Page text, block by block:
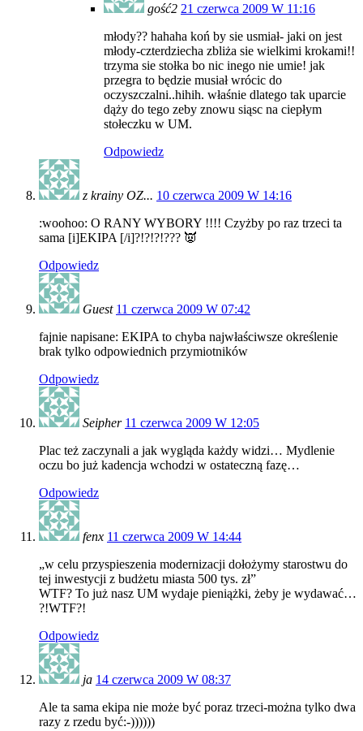
gość2 21 czerwca 2009 W 11:16
młody?? hahaha koń by sie usmiał- jaki on jest
młody-czterdziecha zbliża sie wielkimi krokami!!
trzyma sie stołka bo nic inego nie umie! jak
przegra to będzie musiał wrócic do
oczyszczalni..hihih. właśnie dlatego tak uparcie
dąży do tego zeby znowu siąsc na ciepłym
stołeczku w UM.
Odpowiedz
z krainy OZ... 10 czerwca 2009 W 14:16
:woohoo: O RANY WYBORY !!!! Czyżby po raz trzeci ta
sama [i]EKIPA [/i]?!?!?!??? 👿
Odpowiedz
Guest 11 czerwca 2009 W 07:42
fajnie napisane: EKIPA to chyba najwłaściwsze określenie
brak tylko odpowiednich przymiotników
Odpowiedz
Seipher 11 czerwca 2009 W 12:05
Plac też zaczynali a jak wygląda każdy widzi… Mydlenie
oczu bo już kadencja wchodzi w ostateczną fazę…
Odpowiedz
fenx 11 czerwca 2009 W 14:44
„w celu przyspieszenia modernizacji dołożymy starostwu do
tej inwestycji z budżetu miasta 500 tys. zł”
WTF? To już nasz UM wydaje pieniążki, żeby je wydawać…
?!WTF?!
Odpowiedz
ja 14 czerwca 2009 W 08:37
Ale ta sama ekipa nie może być poraz trzeci-można tylko dwa
razy z rzedu być:-))))))